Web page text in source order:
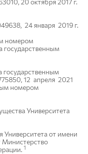
20 октября 2017 г.
24 января 2019 г.
номером
государственным
государственным
12 апреля 2021
номером
Университета
Университета от имени
Министерство
1